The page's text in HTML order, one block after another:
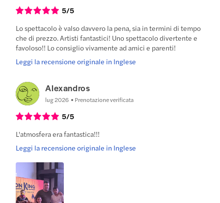
5/5
Lo spettacolo è valso davvero la pena, sia in termini di tempo
che di prezzo. Artisti fantastici! Uno spettacolo divertente e
favoloso!! Lo consiglio vivamente ad amici e parenti!
Leggi la recensione originale in Inglese
Alexandros
lug 2026 Prenotazione verificata
5/5
L'atmosfera era fantastica!!!
Leggi la recensione originale in Inglese